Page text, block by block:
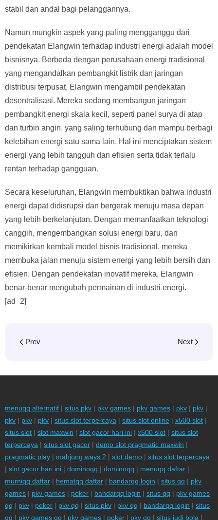
stabil dan andal bagi pelanggannya.
Namun mungkin aspek yang paling mengganggu dari
pendekatan Elangwin terhadap industri energi adalah model
bisnisnya. Berbeda dengan perusahaan energi tradisional
yang mengandalkan pembangkit listrik dan jaringan
distribusi terpusat, Elangwin mengambil pendekatan
desentralisasi. Mereka sedang membangun jaringan
pembangkit energi skala kecil, seperti panel surya di atap
dan turbin angin, yang saling terhubung dan mampu berbagi
kelebihan energi satu sama lain. Hal ini menciptakan sistem
energi yang lebih tangguh dan efisien serta tidak terlalu
rentan terhadap gangguan.
Secara keseluruhan, Elangwin membuktikan bahwa industri
energi dapat didisrupsi dan bergerak menuju masa depan
yang lebih berkelanjutan. Dengan memanfaatkan teknologi
canggih, mengembangkan solusi energi baru, dan
memikirkan kembali model bisnis tradisional, mereka
membuka jalan menuju sistem energi yang lebih bersih dan
efisien. Dengan pendekatan inovatif mereka, Elangwin
benar-benar mengubah permainan di industri energi.
[ad_2]
Prev Next
menuqq alternatif | situs pkv | pkv games | pkv games | pkv | pkv |
pkv | pkv | pkv | situs slot terpercaya | situs slot online | x500 slot |
situs slot | slot maxwin | slot gacor hari ini | x500 slot | situs slot
terpercaya | situs slot gacor | demo slot pragmatic maxwin |
pragmatic play | mahjong ways 2 | slot demo | situs slot terpercaya
| slot gacor hari ini | dominoqq | dominoqq | menuqq daftar |
murniqq daftar | hematqq daftar | bandarqq login | situs qq | pkv
games | pkv games | poker | bandarqq login | situs qq | pkv games
qq | pkv | poker | pkv qq | situs pkv | pkv qq | bandarqq login | situs
qq | pkv games qq | pkv games | poker | pkv qq | situs judi bola |